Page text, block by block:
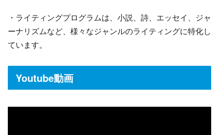
・ライティングプログラムは、小説、詩、エッセイ、ジャ
ーナリズムなど、様々なジャンルのライティングに特化し
ています。
Youtube動画